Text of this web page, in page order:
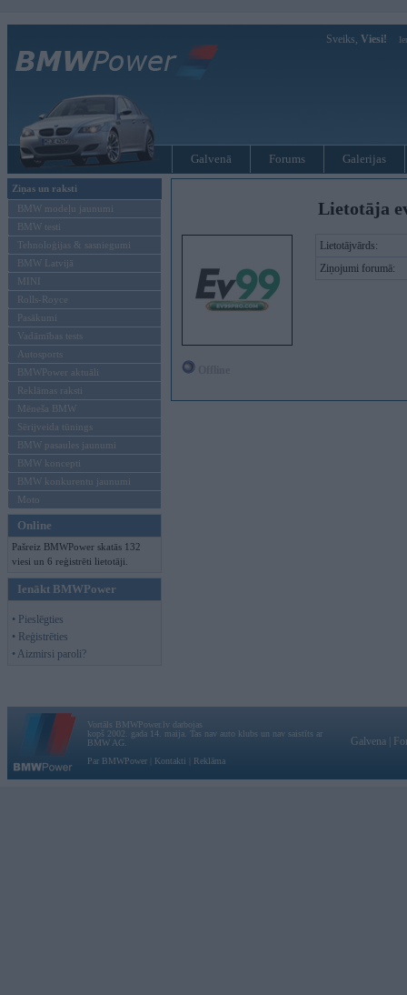
Sveiks, Viesi!
Galvenā Forums Galerijas
Ziņas un raksti
BMW modeļu jaunumi
BMW testi
Tehnoloģijas & sasniegumi
BMW Latvijā
MINI
Rolls-Royce
Pasākumi
Vadāmības tests
Autosports
BMWPower aktuāli
Reklāmas raksti
Mēneša BMW
Sērijveida tūnings
BMW pasaules jaunumi
BMW koncepti
BMW konkurentu jaunumi
Moto
Online
Pašreiz BMWPower skatās 132
viesi un 6 reģistrēti lietotāji.
Ienākt BMWPower
• Pieslēgties
• Reģistrēties
• Aizmirsi paroli?
Lietotāja
Lietotājvārds:
Ziņojumi forumā:
Vortāls BMWPower.lv darbojas
kopš 2002. gada 14. maija. Tas nav auto klubs un nav saistīts ar
BMW AG.
Par BMWPower
Kontakti Reklāma
Galvena